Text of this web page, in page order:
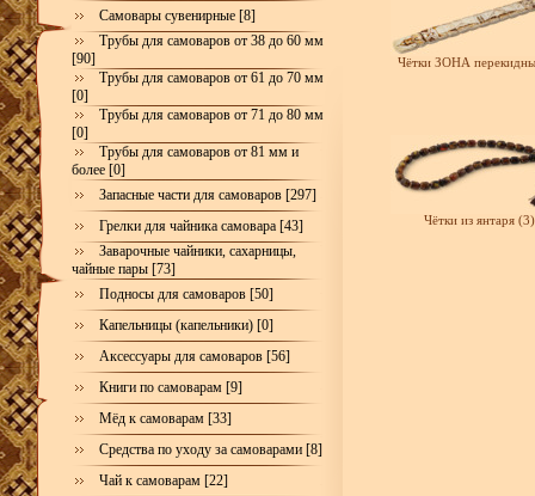
Самовары сувенирные [8]
Трубы для самоваров от 38 до 60 мм
[90]
Трубы для самоваров от 61 до 70 мм
[0]
Трубы для самоваров от 71 до 80 мм
[0]
Трубы для самоваров от 81 мм и
более [0]
Запасные части для самоваров [297]
Грелки для чайника самовара [43]
Заварочные чайники, сахарницы,
чайные пары [73]
Подносы для самоваров [50]
Капельницы (капельники) [0]
Аксессуары для самоваров [56]
Книги по самоварам [9]
Мёд к самоварам [33]
Средства по уходу за самоварами [8]
Чай к самоварам [22]
Чётки ЗОНА
Чётки из янтаря (3)